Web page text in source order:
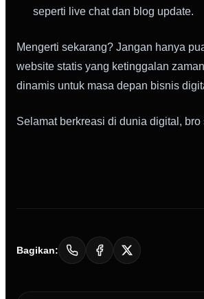
seperti live chat dan blog update.
Mengerti sekarang? Jangan hanya
website statis yang ketinggalan
dinamis untuk masa depan bisnis
Selamat berkreasi di dunia digital, bro
Bagikan: